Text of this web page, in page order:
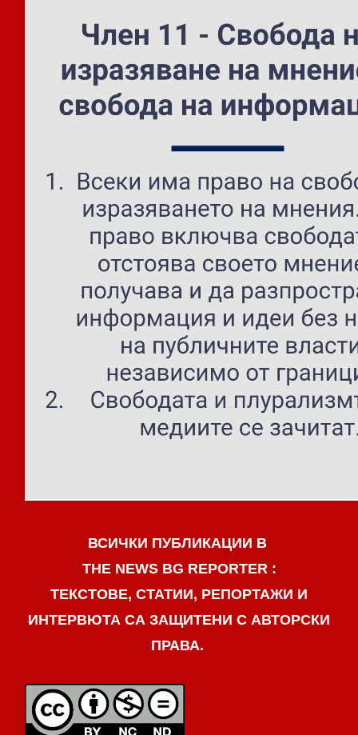
ВСИЧКИ ПУБЛИКАЦИИ В
THE NEWS BG REPORTER :
ТЕКСТОВЕ, СТАТИИ, РЕПОРТАЖИ И
ИНТЕРВЮТА СА ЗАЩИТЕНИ С АВТОРСКИ
ПРАВА.